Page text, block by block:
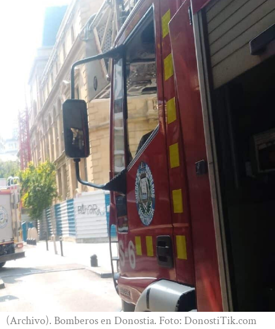
(Archivo). Bomberos en Donostia. Foto: DonostiTik.com